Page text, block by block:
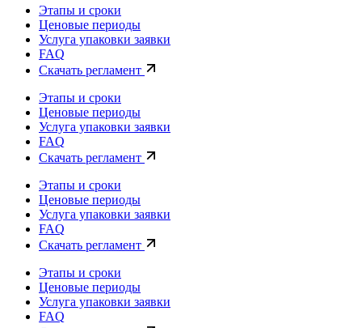
Этапы и сроки
Ценовые периоды
Услуга упаковки заявки
FAQ
Скачать регламент
Этапы и сроки
Ценовые периоды
Услуга упаковки заявки
FAQ
Скачать регламент
Этапы и сроки
Ценовые периоды
Услуга упаковки заявки
FAQ
Скачать регламент
Этапы и сроки
Ценовые периоды
Услуга упаковки заявки
FAQ